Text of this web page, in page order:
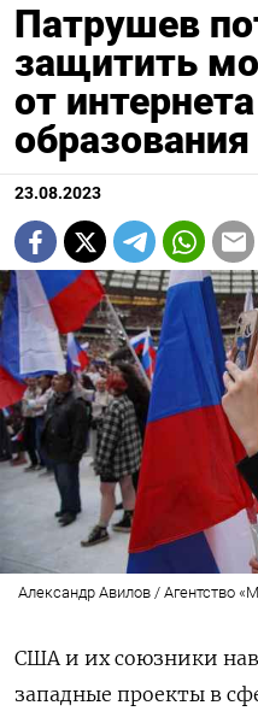
Патрушев
защитить
от
образования
23.08.2023
Александр Авилов / Агентство
США и их союзники
западные проекты в